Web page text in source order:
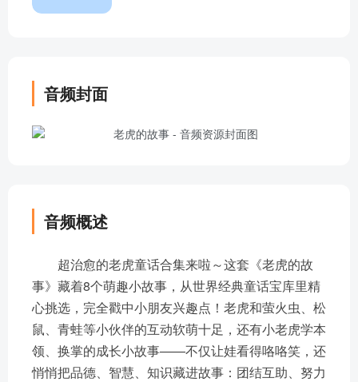
音频封面
音频概述
超治愈的老虎童话合集来啦～这套《老虎的故
事》藏着8个萌趣小故事，从世界经典童话宝库里精
心挑选，完全戳中小朋友兴趣点！老虎和萤火虫、松
鼠、青蛙等小伙伴的互动软萌十足，还有小老虎学本
领、换掌的成长小故事——不仅让娃看得咯咯笑，还
悄悄把品德、智慧、知识藏进故事：团结互助、努力